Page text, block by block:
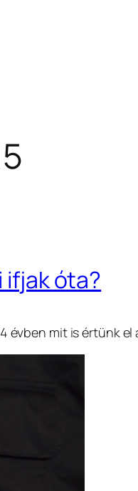
ifjak óta?
évben mit is értünk el